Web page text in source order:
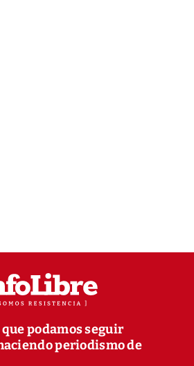
podamos seguir
periodismo de